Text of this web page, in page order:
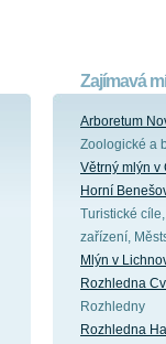
Zajímavá
Arboretum
Zoologické a
Větrný mlýn
Horní
Turistické
zařízení,
Mlýn v
Rozhledna
Rozhledny
Rozhledna